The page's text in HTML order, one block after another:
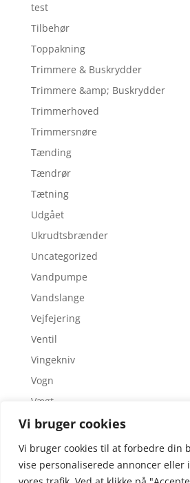
Vi bruger cookies
Vi bruger cookies til at forbedre din
vise personaliserede annoncer eller
test
Tilbehør
Toppakning
Trimmere & Buskrydder
Trimmere &amp; Buskrydder
Trimmerhoved
Trimmersnøre
Tænding
Tændrør
Tætning
Udgået
Ukrudtsbrænder
Uncategorized
Vandpumpe
Vandslange
Vejfejering
Ventil
Vingekniv
Vogn
Vægt
Værktøj
Zero turn